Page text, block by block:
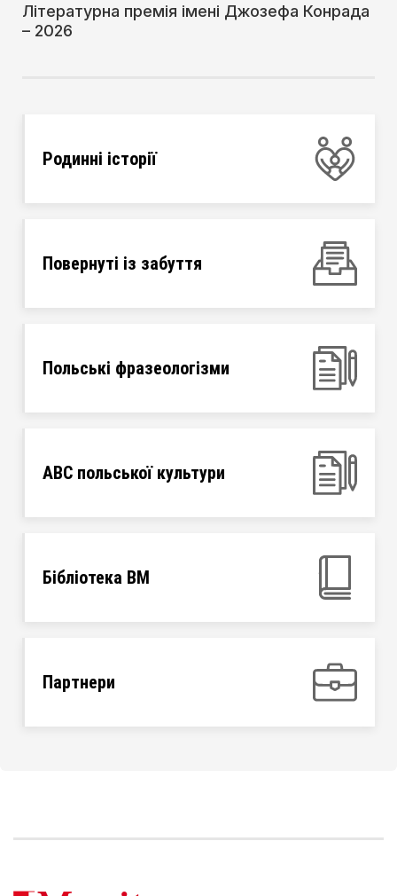
Літературна премія імені Джозефа Конрада
– 2026
Родинні історії
Повернуті із забуття
Польські фразеологізми
ABC польської культури
Бібліотека ВМ
Партнери